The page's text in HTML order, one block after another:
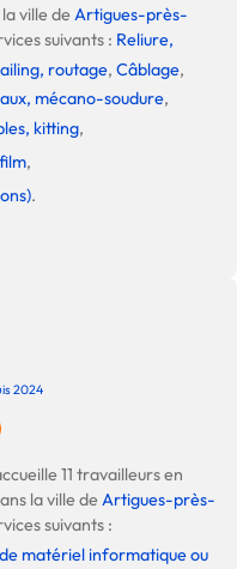
ville deArtigues-près-
suivants : Reliure,
routage, Câblage,
mécano-soudure,
kitting,
,
.
2024
11 travailleurs en
la ville deArtigues-près-
suivants :
matériel informatique ou